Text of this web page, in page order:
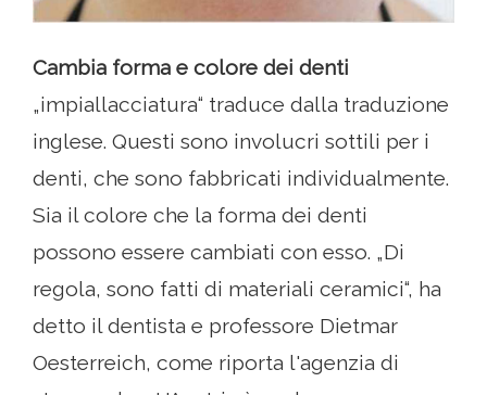
Cambia forma e colore dei denti
„impiallacciatura“ traduce dalla traduzione
inglese. Questi sono involucri sottili per i
denti, che sono fabbricati individualmente.
Sia il colore che la forma dei denti
possono essere cambiati con esso. „Di
regola, sono fatti di materiali ceramici“, ha
detto il dentista e professore Dietmar
Oesterreich, come riporta l'agenzia di